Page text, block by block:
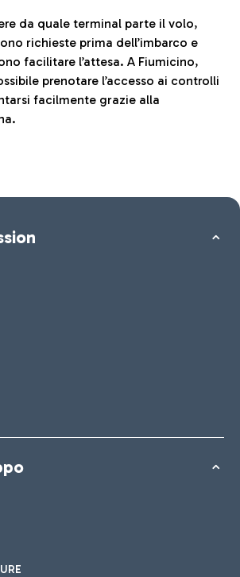
da quale terminal parte il volo,
richieste prima dell’imbarco e
facilitare l’attesa. A Fiumicino,
prenotare l’accesso ai controlli
facilmente grazie alla